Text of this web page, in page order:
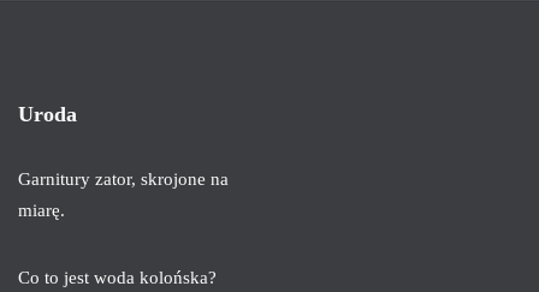
Uroda
Garnitury zator, skrojone na
miarę.
Co to jest woda kolońska?